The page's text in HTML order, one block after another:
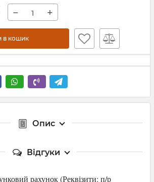
− +
в кошик
Опис
Відгуки
рахунок (Реквізити: п/р